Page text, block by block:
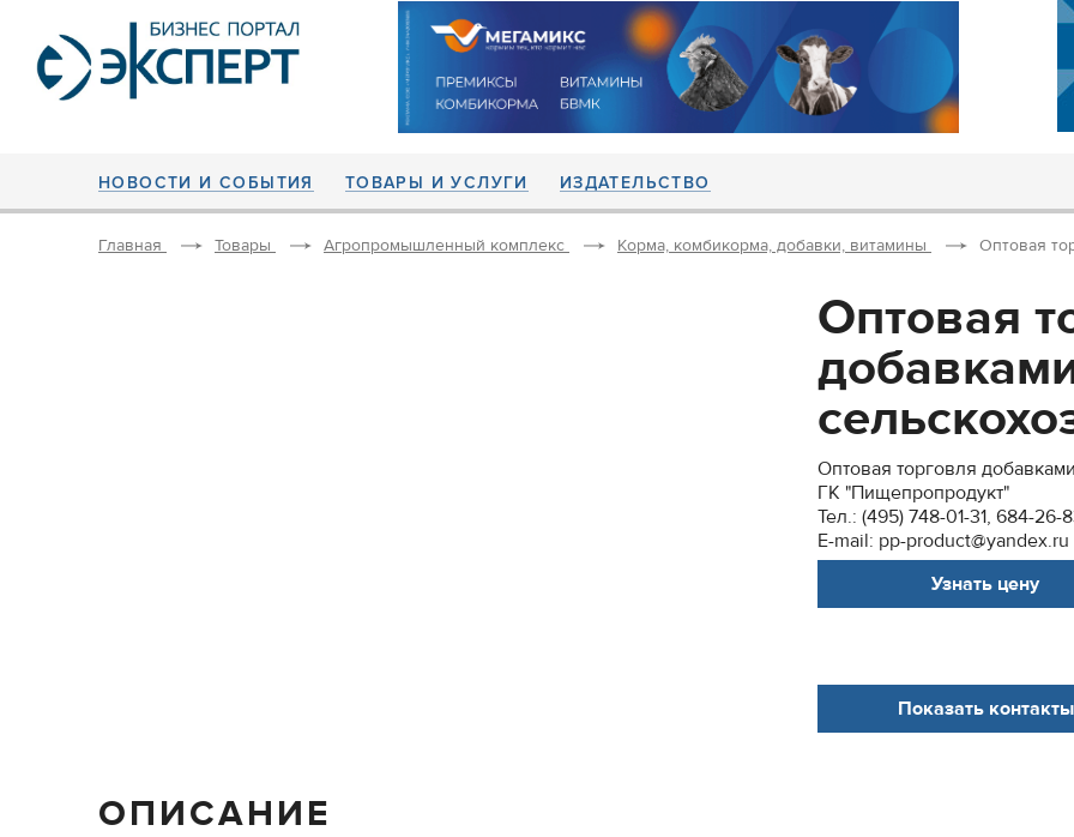
НОВОСТИ И СОБЫТИЯ ТОВАРЫ И УСЛУГИ ИЗДАТЕЛЬСТВО
Главная Товары Агропромышленный комплекс Корма, комбикорма, добавки, витамины Оптовая
Оптовая
Оптовая торговля
ГК "Пищепропродукт"
Тел.: (495) 748-01-31, 684-26-
E-mail: pp-product@yandex.ru
Узнать цену
Показать контакты
ОПИСАНИЕ